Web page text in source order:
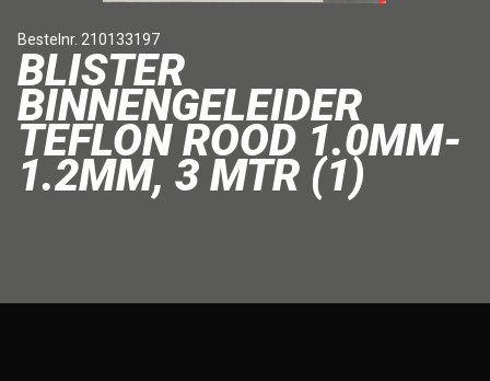
Bestelnr. 210133197
BLISTER
BINNENGELEIDER
TEFLON ROOD 1.0MM-
1.2MM, 3 MTR (1)